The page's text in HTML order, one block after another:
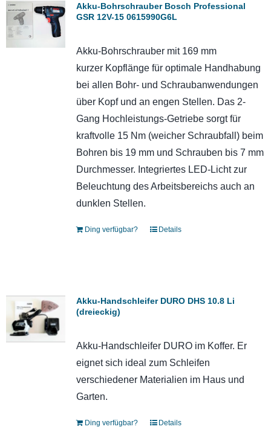
Akku-Bohrschrauber Bosch Professional
GSR 12V-15 0615990G6L
Akku-Bohrschrauber mit 169 mm
kurzer Kopflänge für optimale Handhabung
bei allen Bohr- und Schraubanwendungen
über Kopf und an engen Stellen. Das 2-
Gang Hochleistungs-Getriebe sorgt für
kraftvolle 15 Nm (weicher Schraubfall) beim
Bohren bis 19 mm und Schrauben bis 7 mm
Durchmesser. Integriertes LED-Licht zur
Beleuchtung des Arbeitsbereichs auch an
dunklen Stellen.
Ding verfügbar? Details
Akku-Handschleifer DURO DHS 10.8 Li
(dreieckig)
Akku-Handschleifer DURO im Koffer. Er
eignet sich ideal zum Schleifen
verschiedener Materialien im Haus und
Garten.
Ding verfügbar? Details